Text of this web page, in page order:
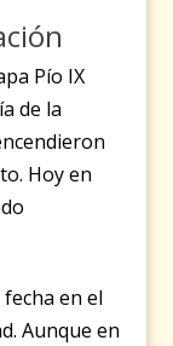
Pío IX
de la
Hoy en
en el
Aunque en